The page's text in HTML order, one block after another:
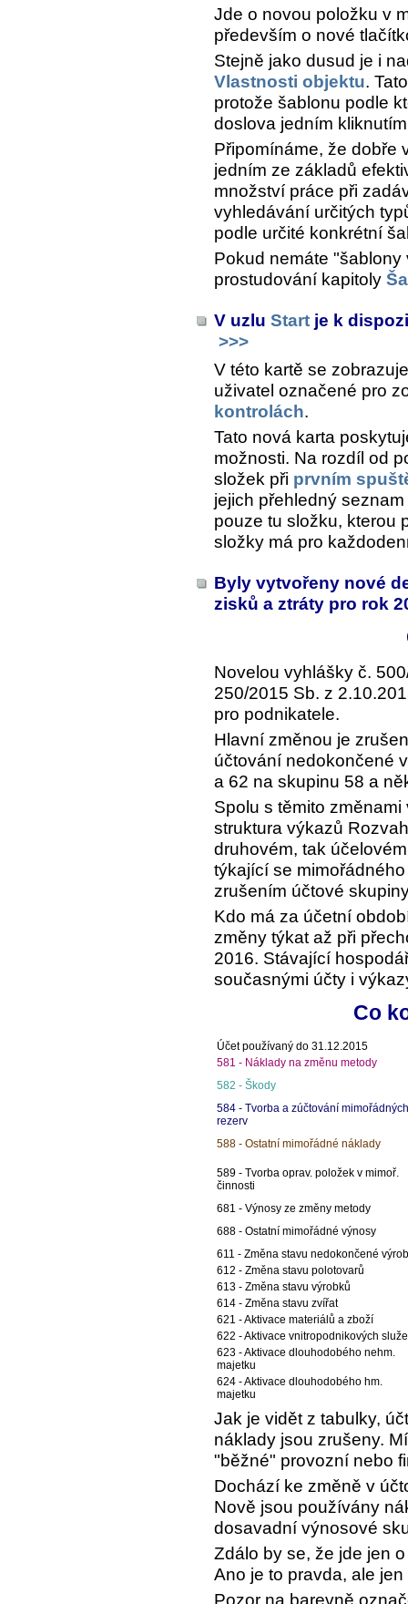
Jde o novou položku v
především o nové
Stejně jako dusud je i
Vlastnosti objektu.
protože šablonu podle
doslova jedním
Připomínáme, že dobře
jedním ze základů
množství práce při
vyhledávání určitých
podle určité konkrétní
Pokud nemáte
prostudování kapitoly
V uzlu Start je k
>>>
V této kartě se
uživatel označené pro
kontrolách.
Tato nová karta
možnosti. Na rozdíl od
složek při prvním
jejich přehledný
pouze tu složku, kterou
složky má pro
Byly vytvořeny nové
zisků a ztráty pro rok
Novelou vyhlášky č.
250/2015 Sb. z
pro podnikatele.
Hlavní změnou je
účtování nedokončené
a 62 na skupinu 58 a
Spolu s těmito
struktura výkazů
druhovém, tak
týkající se
zrušením účtové
Kdo má za účetní
změny týkat až při
2016. Stávající
současnými účty i
Co
Účet používaný do 31.12.2015
581 - Náklady na změnu metody
582 - Škody
584 - Tvorba a zúčtování mimořádných
rezerv
588 - Ostatní mimořádné náklady
589 - Tvorba oprav. položek v mimoř.
činnosti
681 - Výnosy ze změny metody
688 - Ostatní mimořádné výnosy
611 - Změna stavu nedokončené
612 - Změna stavu polotovarů
613 - Změna stavu výrobků
614 - Změna stavu zvířat
621 - Aktivace materiálů a zboží
622 - Aktivace vnitropodnikových
623 - Aktivace dlouhodobého nehm.
majetku
624 - Aktivace dlouhodobého hm.
majetku
Jak je vidět z tabulky,
náklady jsou zrušeny.
"běžné" provozní nebo
Dochází ke změně v
Nově jsou používány
dosavadní výnosové
Zdálo by se, že jde jen
Ano je to pravda, ale
Pozor na barevně